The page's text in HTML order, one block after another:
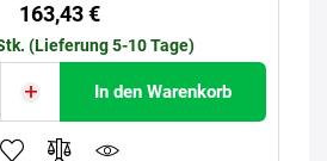
163,43 €
(Lieferung 5-10 Tage)
In den Warenkorb